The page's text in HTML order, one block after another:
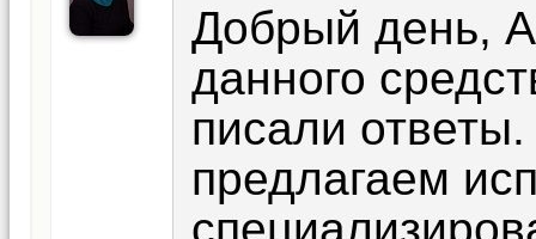
Добрый день,
данного
писали
предлагаем